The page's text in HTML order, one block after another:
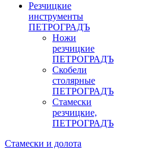
Резчицкие
инструменты
ПЕТРОГРАДЪ
Ножи
резчицкие
ПЕТРОГРАДЪ
Скобели
столярные
ПЕТРОГРАДЪ
Стамески
резчицкие,
ПЕТРОГРАДЪ
Стамески и долота